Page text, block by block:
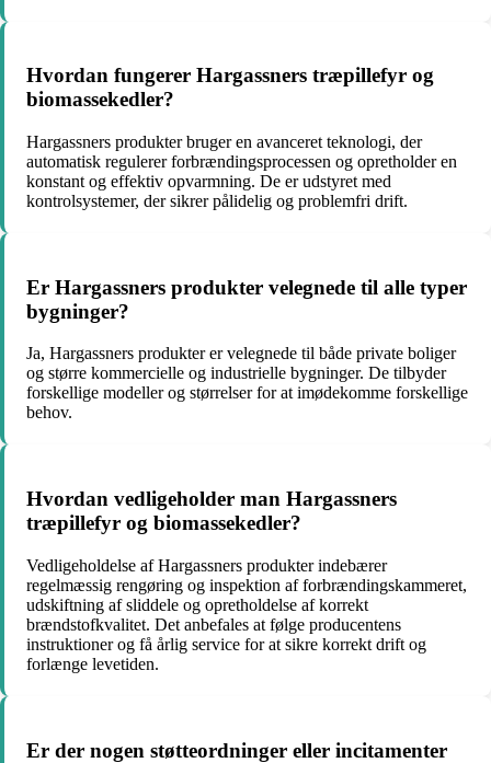
Hvordan fungerer Hargassners træpillefyr og
biomassekedler?
Hargassners produkter bruger en avanceret teknologi, der
automatisk regulerer forbrændingsprocessen og opretholder en
konstant og effektiv opvarmning. De er udstyret med
kontrolsystemer, der sikrer pålidelig og problemfri drift.
Er Hargassners produkter velegnede til alle typer
bygninger?
Ja, Hargassners produkter er velegnede til både private boliger
og større kommercielle og industrielle bygninger. De tilbyder
forskellige modeller og størrelser for at imødekomme forskellige
behov.
Hvordan vedligeholder man Hargassners
træpillefyr og biomassekedler?
Vedligeholdelse af Hargassners produkter indebærer
regelmæssig rengøring og inspektion af forbrændingskammeret,
udskiftning af sliddele og opretholdelse af korrekt
brændstofkvalitet. Det anbefales at følge producentens
instruktioner og få årlig service for at sikre korrekt drift og
forlænge levetiden.
Er der nogen støtteordninger eller incitamenter